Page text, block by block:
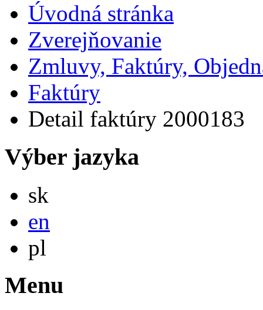
Úvodná stránka
Zverejňovanie
Zmluvy, Faktúry,
Faktúry
Detail faktúry 2000183
Výber jazyka
sk
en
pl
Menu